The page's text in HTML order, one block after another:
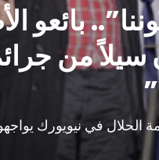
بائعو
من
الحلال في نيويورك